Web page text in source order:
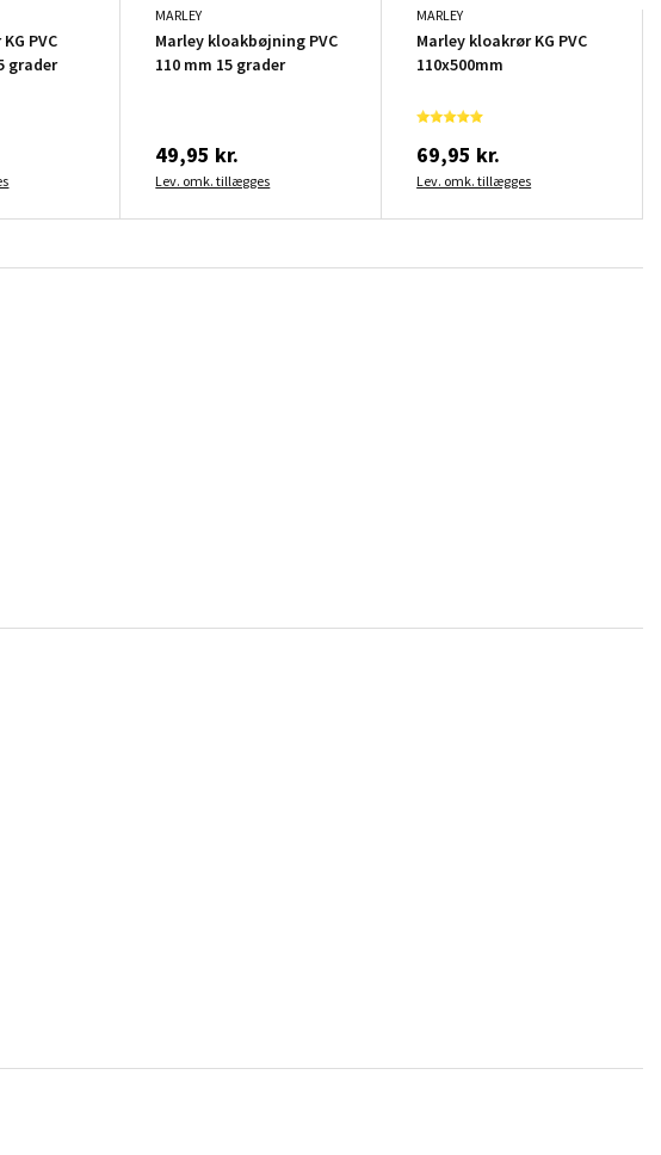
PVC
grader
MARLEY
Marley kloakbøjning PVC
110 mm 15 grader
49,95 kr.
Lev. omk. tillægges
MARLEY
Marley kloakrør KG PVC
110x500mm
69,95 kr.
Lev. omk. tillægges